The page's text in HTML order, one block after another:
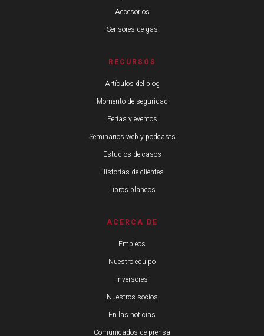
Accesorios
Sensores de gas
RECURSOS
Artículos del blog
Momento de seguridad
Ferias y eventos
Seminarios web y podcasts
Estudios de casos
Historias de clientes
Libros blancos
ACERCA DE
Empleos
Nuestro equipo
Inversores
Nuestros socios
En las noticias
Comunicados de prensa